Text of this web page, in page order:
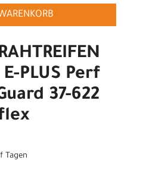
PLUS Perf
37-622
Tagen